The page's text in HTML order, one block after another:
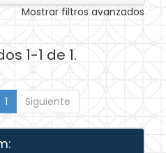
Mostrar filtros avanzados
1-1 de 1.
1 Siguiente